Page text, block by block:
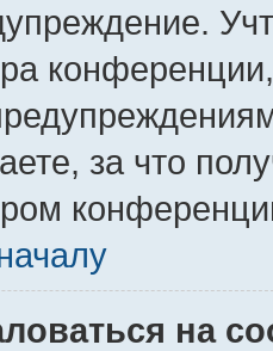
за что
на